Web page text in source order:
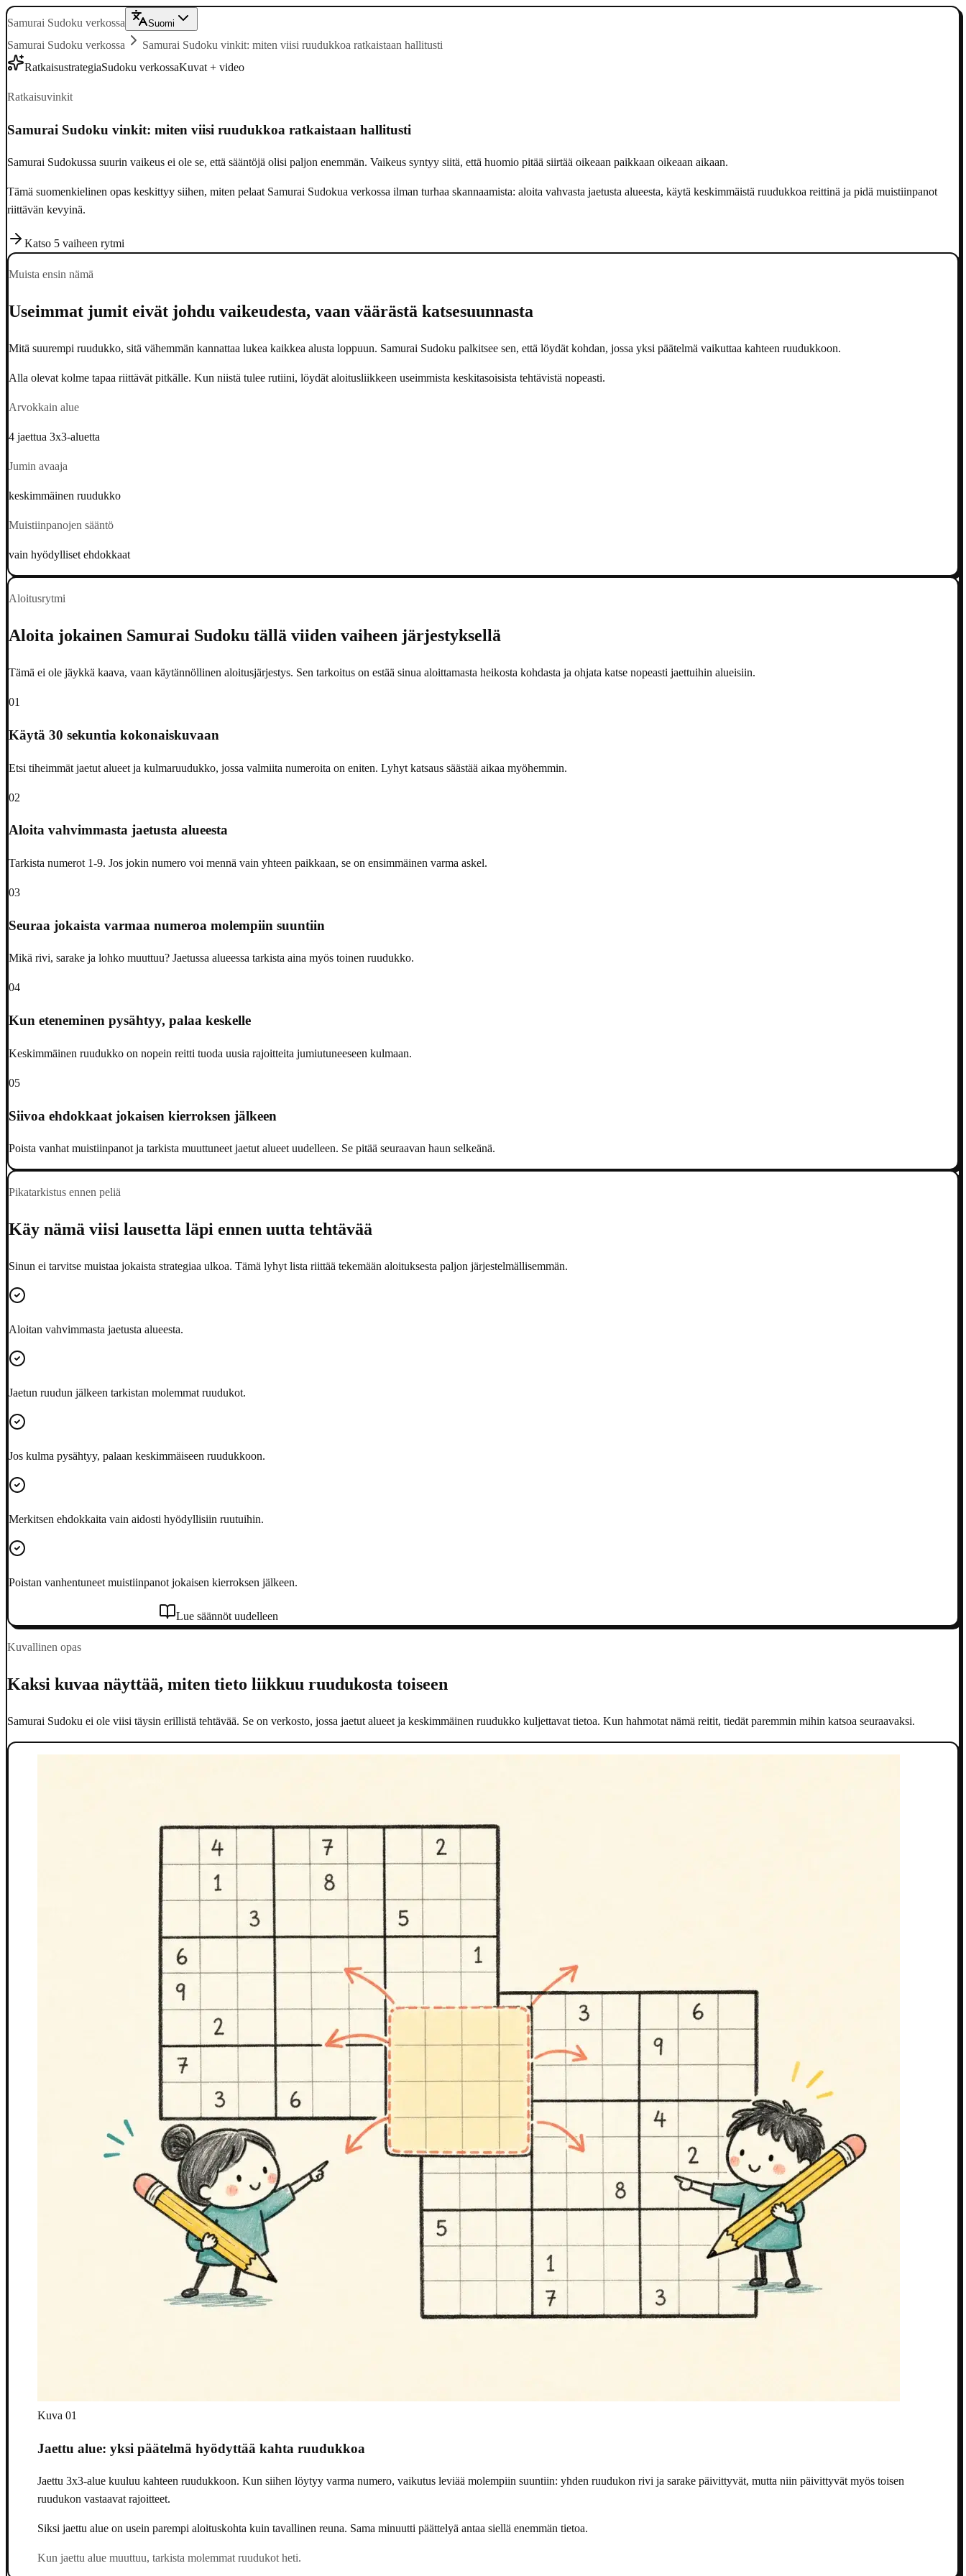
Samurai Sudoku verkossa Suomi
Samurai Sudoku verkossa
Samurai Sudoku vinkit: miten viisi ruudukkoa ratkaistaan hallitusti
RatkaisustrategiaSudoku verkossaKuvat + video
Ratkaisuvinkit
Samurai Sudoku vinkit: miten viisi ruudukkoa ratkaistaan hallitusti
Samurai Sudokussa suurin vaikeus ei ole se, että sääntöjä olisi paljon enemmän. Vaikeus syntyy siitä, että huomio pitää siirtää oikeaan paikkaan oikeaan aikaan.
Tämä suomenkielinen opas keskittyy siihen, miten pelaat Samurai Sudokua verkossa ilman turhaa skannaamista: aloita vahvasta jaetusta alueesta, käytä keskimmäistä ruudukkoa reittinä ja pidä muistiinpanot
riittävän kevyinä.
Katso 5 vaiheen rytmi
Muista ensin nämä
Useimmat jumit eivät johdu vaikeudesta, vaan väärästä katsesuunnasta
Mitä suurempi ruudukko, sitä vähemmän kannattaa lukea kaikkea alusta loppuun. Samurai Sudoku palkitsee sen, että löydät kohdan, jossa yksi päätelmä vaikuttaa kahteen ruudukkoon.
Alla olevat kolme tapaa riittävät pitkälle. Kun niistä tulee rutiini, löydät aloitusliikkeen useimmista keskitasoisista tehtävistä nopeasti.
Arvokkain alue
4 jaettua 3x3-aluetta
Jumin avaaja
keskimmäinen ruudukko
Muistiinpanojen sääntö
vain hyödylliset ehdokkaat
Aloitusrytmi
Aloita jokainen Samurai Sudoku tällä viiden vaiheen järjestyksellä
Tämä ei ole jäykkä kaava, vaan käytännöllinen aloitusjärjestys. Sen tarkoitus on estää sinua aloittamasta heikosta kohdasta ja ohjata katse nopeasti jaettuihin alueisiin.
01
Käytä 30 sekuntia kokonaiskuvaan
Etsi tiheimmät jaetut alueet ja kulmaruudukko, jossa valmiita numeroita on eniten. Lyhyt katsaus säästää aikaa myöhemmin.
02
Aloita vahvimmasta jaetusta alueesta
Tarkista numerot 1-9. Jos jokin numero voi mennä vain yhteen paikkaan, se on ensimmäinen varma askel.
03
Seuraa jokaista varmaa numeroa molempiin suuntiin
Mikä rivi, sarake ja lohko muuttuu? Jaetussa alueessa tarkista aina myös toinen ruudukko.
04
Kun eteneminen pysähtyy, palaa keskelle
Keskimmäinen ruudukko on nopein reitti tuoda uusia rajoitteita jumiutuneeseen kulmaan.
05
Siivoa ehdokkaat jokaisen kierroksen jälkeen
Poista vanhat muistiinpanot ja tarkista muuttuneet jaetut alueet uudelleen. Se pitää seuraavan haun selkeänä.
Pikatarkistus ennen peliä
Käy nämä viisi lausetta läpi ennen uutta tehtävää
Sinun ei tarvitse muistaa jokaista strategiaa ulkoa. Tämä lyhyt lista riittää tekemään aloituksesta paljon järjestelmällisemmän.
Aloitan vahvimmasta jaetusta alueesta.
Jaetun ruudun jälkeen tarkistan molemmat ruudukot.
Jos kulma pysähtyy, palaan keskimmäiseen ruudukkoon.
Merkitsen ehdokkaita vain aidosti hyödyllisiin ruutuihin.
Poistan vanhentuneet muistiinpanot jokaisen kierroksen jälkeen.
Pelaa Samurai Sudokua verkossa Lue säännöt uudelleen
Kuvallinen opas
Kaksi kuvaa näyttää, miten tieto liikkuu ruudukosta toiseen
Samurai Sudoku ei ole viisi täysin erillistä tehtävää. Se on verkosto, jossa jaetut alueet ja keskimmäinen ruudukko kuljettavat tietoa. Kun hahmotat nämä reitit, tiedät paremmin mihin katsoa seuraavaksi.
Kuva 01
Jaettu alue: yksi päätelmä hyödyttää kahta ruudukkoa
Jaettu 3x3-alue kuuluu kahteen ruudukkoon. Kun siihen löytyy varma numero, vaikutus leviää molempiin suuntiin: yhden ruudukon rivi ja sarake päivittyvät, mutta niin päivittyvät myös toisen
ruudukon vastaavat rajoitteet.
Siksi jaettu alue on usein parempi aloituskohta kuin tavallinen reuna. Sama minuutti päättelyä antaa siellä enemmän tietoa.
Kun jaettu alue muuttuu, tarkista molemmat ruudukot heti.